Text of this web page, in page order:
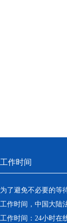
工作时间
为了避免不必要的等
工作时间，中国大陆
工作时间：24小时在